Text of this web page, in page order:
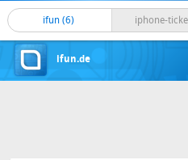
ifun (6) iphone-
ifun.de